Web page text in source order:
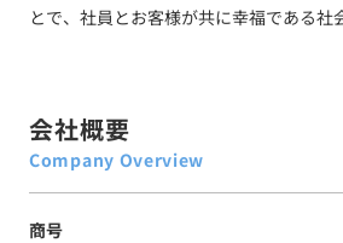
とで、社員とお客様が共に幸福である社
会社概要
Company Overview
商号